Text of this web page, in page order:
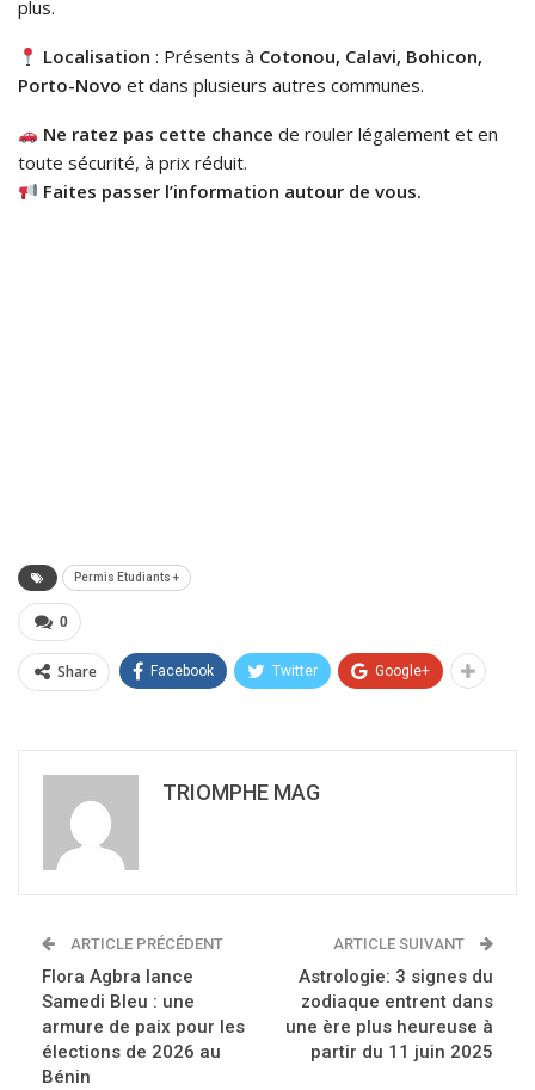
plus.
Localisation : Présents à Cotonou, Calavi, Bohicon,
Porto-Novo et dans plusieurs autres communes.
Ne ratez pas cette chance de rouler légalement et en
toute sécurité, à prix réduit.
Faites passer l’information autour de vous.
Permis Etudiants +
0
Share Facebook Twitter Google+
TRIOMPHE MAG
ARTICLE PRÉCÉDENT
Flora Agbra lance
Samedi Bleu : une
armure de paix pour les
élections de 2026 au
Bénin
ARTICLE SUIVANT
Astrologie: 3 signes du
zodiaque entrent dans
une ère plus heureuse à
partir du 11 juin 2025